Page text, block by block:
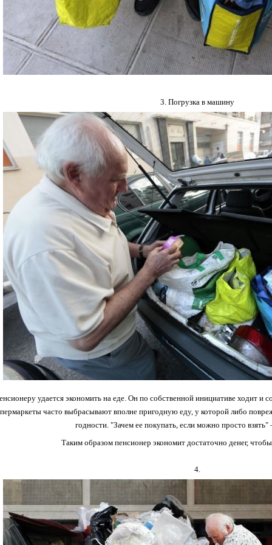
3. Погрузка в машину
удается экономить на еде. Он по собственной инициативе ходит
часто выбрасывают вполне пригодную еду, у которой либо
годности. "Зачем ее покупать, если можно просто
Таким образом пенсионер экономит достаточно денег,
4.